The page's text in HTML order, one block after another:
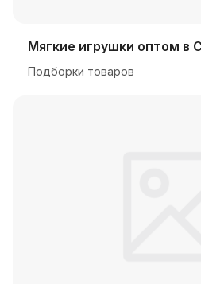
Мягкие игрушки оптом в
Подборки товаров